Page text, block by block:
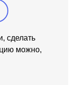
сделать
можно,